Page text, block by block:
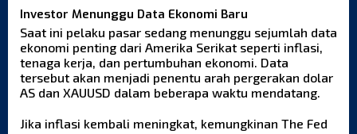
Investor Menunggu Data Ekonomi Baru
Saat ini pelaku pasar sedang menunggu sejumlah data
ekonomi penting dari Amerika Serikat seperti inflasi,
tenaga kerja, dan pertumbuhan ekonomi. Data
tersebut akan menjadi penentu arah pergerakan dolar
AS dan XAUUSD dalam beberapa waktu mendatang.
Jika inflasi kembali meningkat, kemungkinan The Fed